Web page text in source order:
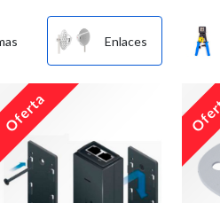
Enlaces
Oferta